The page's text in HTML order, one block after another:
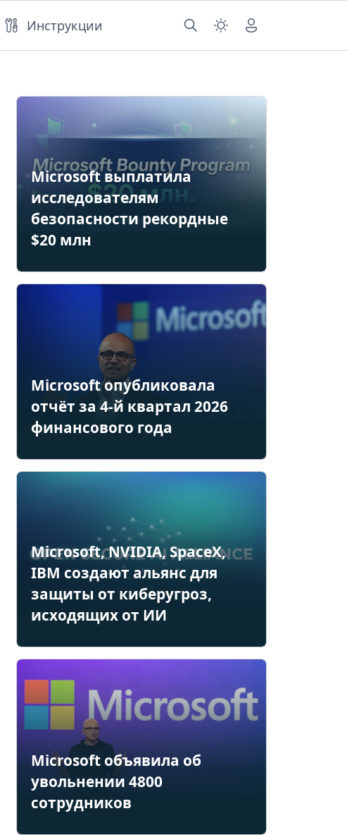
Инструкции
Microsoft выплатила
исследователям
безопасности рекордные
$20 млн
Microsoft опубликовала
отчёт за 4-й квартал 2026
финансового года
Microsoft, NVIDIA, SpaceX,
IBM создают альянс для
защиты от киберугроз,
исходящих от ИИ
Microsoft объявила об
увольнении 4800
сотрудников